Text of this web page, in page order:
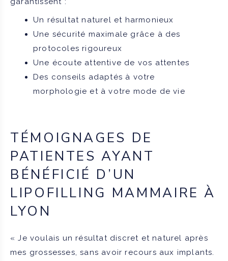
Un résultat naturel et harmonieux
Une sécurité maximale grâce à des
protocoles rigoureux
Une écoute attentive de vos attentes
Des conseils adaptés à votre
morphologie et à votre mode de vie
TÉMOIGNAGES DE
PATIENTES AYANT
BÉNÉFICIÉ D’UN
LIPOFILLING MAMMAIRE À
LYON
« Je voulais un résultat discret et naturel après
mes grossesses, sans avoir recours aux implants.